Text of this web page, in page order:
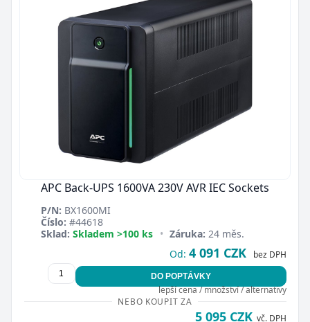
APC Back-UPS 1600VA 230V AVR IEC Sockets
P/N: BX1600MI
Číslo: #44618
Sklad: Skladem >100 ks • Záruka: 24 měs.
Od: 4 091 CZK bez DPH
DO POPTÁVKY
lepší cena / množství / alternativy
NEBO KOUPIT ZA
5 095 CZK vč. DPH